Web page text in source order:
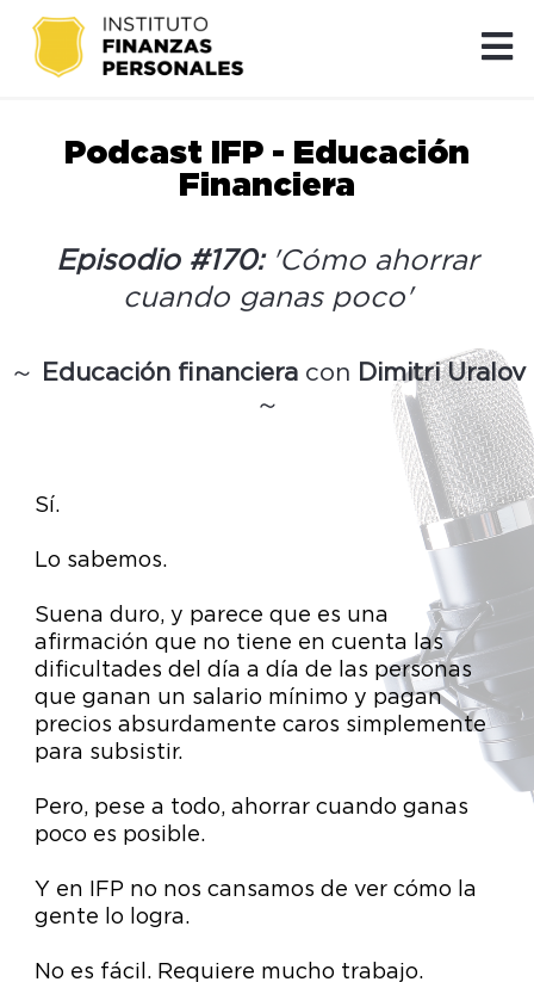
Podcast IFP - Educación
Financiera
Episodio #170:'Cómo ahorrar
cuando ganas poco'
～ Educación financiera con
Dimitri Uralov
～
Sí.
Lo sabemos.
Suena duro, y parece que es una
afirmación que no tiene en cuenta las
dificultades del día a día de las personas
que ganan un salario mínimo y pagan
precios absurdamente caros simplemente
para subsistir.
Pero, pese a todo, ahorrar cuando ganas
poco es posible.
Y en IFP no nos cansamos de ver cómo la
gente lo logra.
No es fácil. Requiere mucho trabajo.